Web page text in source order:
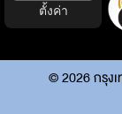
©2026กรุง
ตั้งค่า